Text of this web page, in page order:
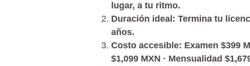
lugar, a tu ritmo.
Duración ideal: Termina tu
años.
Costo accesible: Examen $399
$1,099 MXN · Mensualidad